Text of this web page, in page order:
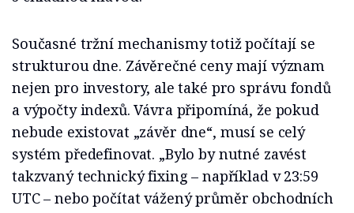
Současné tržní mechanismy totiž počítají se
strukturou dne. Závěrečné ceny mají význam
nejen pro investory, ale také pro správu fondů
a výpočty indexů. Vávra připomíná, že pokud
nebude existovat „závěr dne“, musí se celý
systém předefinovat. „Bylo by nutné zavést
takzvaný technický fixing – například v 23:59
UTC – nebo počítat vážený průměr obchodních